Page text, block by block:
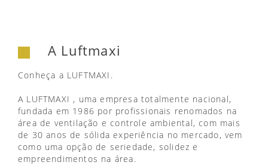
A Luftmaxi
Conheça a LUFTMAXI.
A LUFTMAXI , uma empresa totalmente nacional,
fundada em 1986 por profissionais renomados na
área de ventilação e controle ambiental, com mais
de 30 anos de sólida experiência no mercado, vem
como uma opção de seriedade, solidez e
empreendimentos na área.